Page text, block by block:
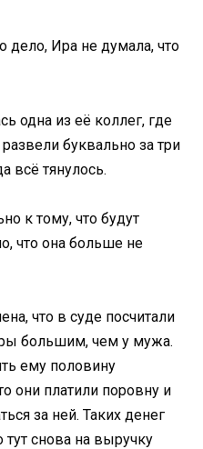
дело, Ира не думала, что
одна из её коллег, где
буквально за три
всё тянулось.
к тому, что будут
что она больше не
что в суде посчитали
большим, чем у мужа.
ему половину
они платили поровну и
за ней. Таких денег
снова на выручку